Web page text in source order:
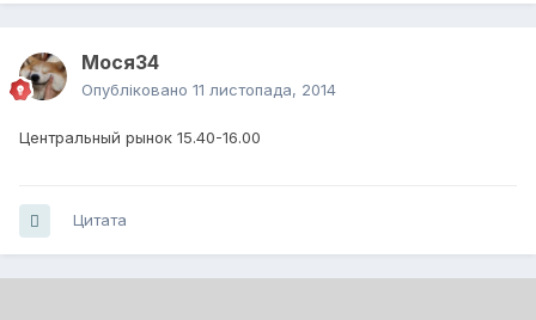
Мося34
Опубліковано 11 листопада, 2014
Центральный рынок 15.40-16.00
Цитата